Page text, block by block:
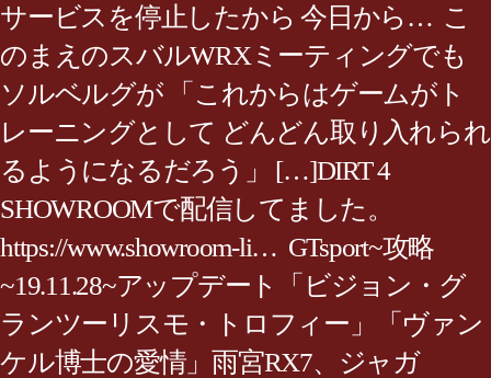
サービスを停止したから 今日から… こ
のまえのスバルWRXミーティングでも
ソルベルグが 「これからはゲームがト
レーニングとして どんどん取り入れられ
るようになるだろう」 […]DIRT 4
SHOWROOMで配信してました。
https://www.showroom-li… GTsport~攻略
~19.11.28~アップデート「ビジョン・グ
ランツーリスモ・トロフィー」「ヴァン
ケル博士の愛情」雨宮RX7、ジャガ